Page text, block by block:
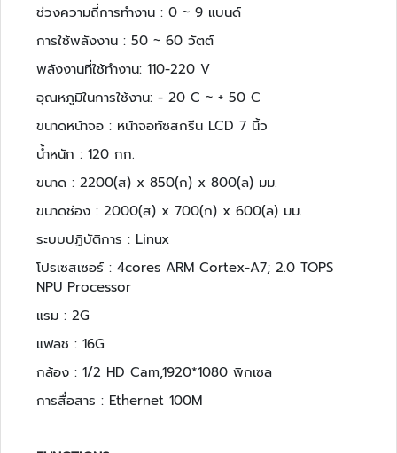
ล
ห
ะ
แ
ล
ะ
เ
ค
อ
ง
อ๊
ก
ซ
เ
ร
ย์
ร
ะ
ช่วงความถี่การทำงาน : 0 ~ 9 แบนด์
การใช้พลังงาน : 50 ~ 60 วัตต์
พลังงานที่ใช้ทำงาน: 110-220 V
อุณหภูมิในการใช้งาน: - 20 C ~ + 50 C
ขนาดหน้าจอ : หน้าจอทัซสกรีน LCD 7 นิ้ว
น้ำหนัก : 120 กก.
ขนาด : 2200(ส) x 850(ก) x 800(ล) มม.
ขนาดช่อง : 2000(ส) x 700(ก) x 600(ล) มม.
ระบบปฏิบัติการ : Linux
โปรเซสเซอร์ : 4cores ARM Cortex-A7; 2.0 TOPS
NPU Processor
แรม : 2G
แฟลช : 16G
กล้อง : 1/2 HD Cam,1920*1080 พิกเซล
การสื่อสาร : Ethernet 100M